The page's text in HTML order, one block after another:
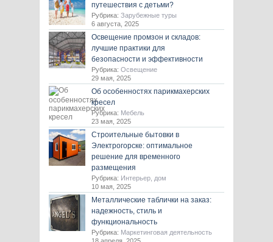
путешествия с детьми?
Рубрика: Зарубежные туры
6 августа, 2025
Освещение промзон и складов:
лучшие практики для
безопасности и эффективности
Рубрика: Освещение
29 мая, 2025
Об особенностях парикмахерских
кресел
Рубрика: Мебель
23 мая, 2025
Строительные бытовки в
Электрогорске: оптимальное
решение для временного
размещения
Рубрика: Интерьер, дом
10 мая, 2025
Металлические таблички на заказ:
надежность, стиль и
функциональность
Рубрика: Маркетинговая деятельность